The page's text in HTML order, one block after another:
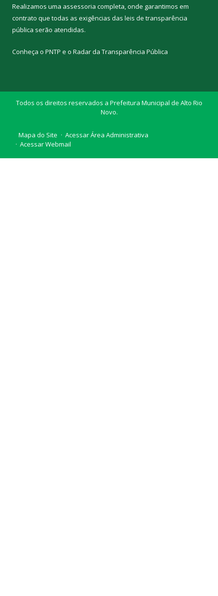
Realizamos uma assessoria completa, onde garantimos em
contrato que todas as exigências das leis de transparência
pública serão atendidas.
Conheça o PNTP e o Radar da Transparência Pública
Todos os direitos reservados a Prefeitura Municipal de Alto Rio
Novo.
Mapa do Site
Acessar Área Administrativa
Acessar Webmail